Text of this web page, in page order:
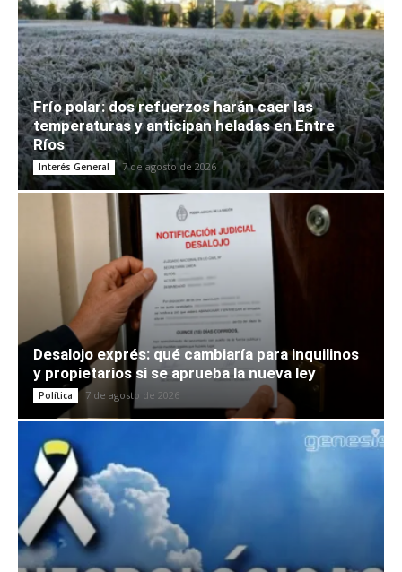
Frío polar: dos refuerzos harán caer las
temperaturas y anticipan heladas en Entre
Ríos
Interés General 7 de agosto de 2026
Desalojo exprés: qué cambiaría para inquilinos
y propietarios si se aprueba la nueva ley
Política 7 de agosto de 2026